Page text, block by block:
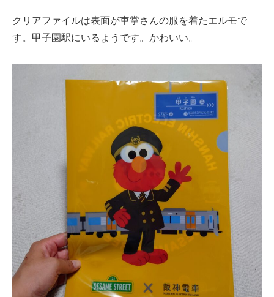
クリアファイルは表面が車掌さんの服を着たエルモで
す。甲子園駅にいるようです。かわいい。